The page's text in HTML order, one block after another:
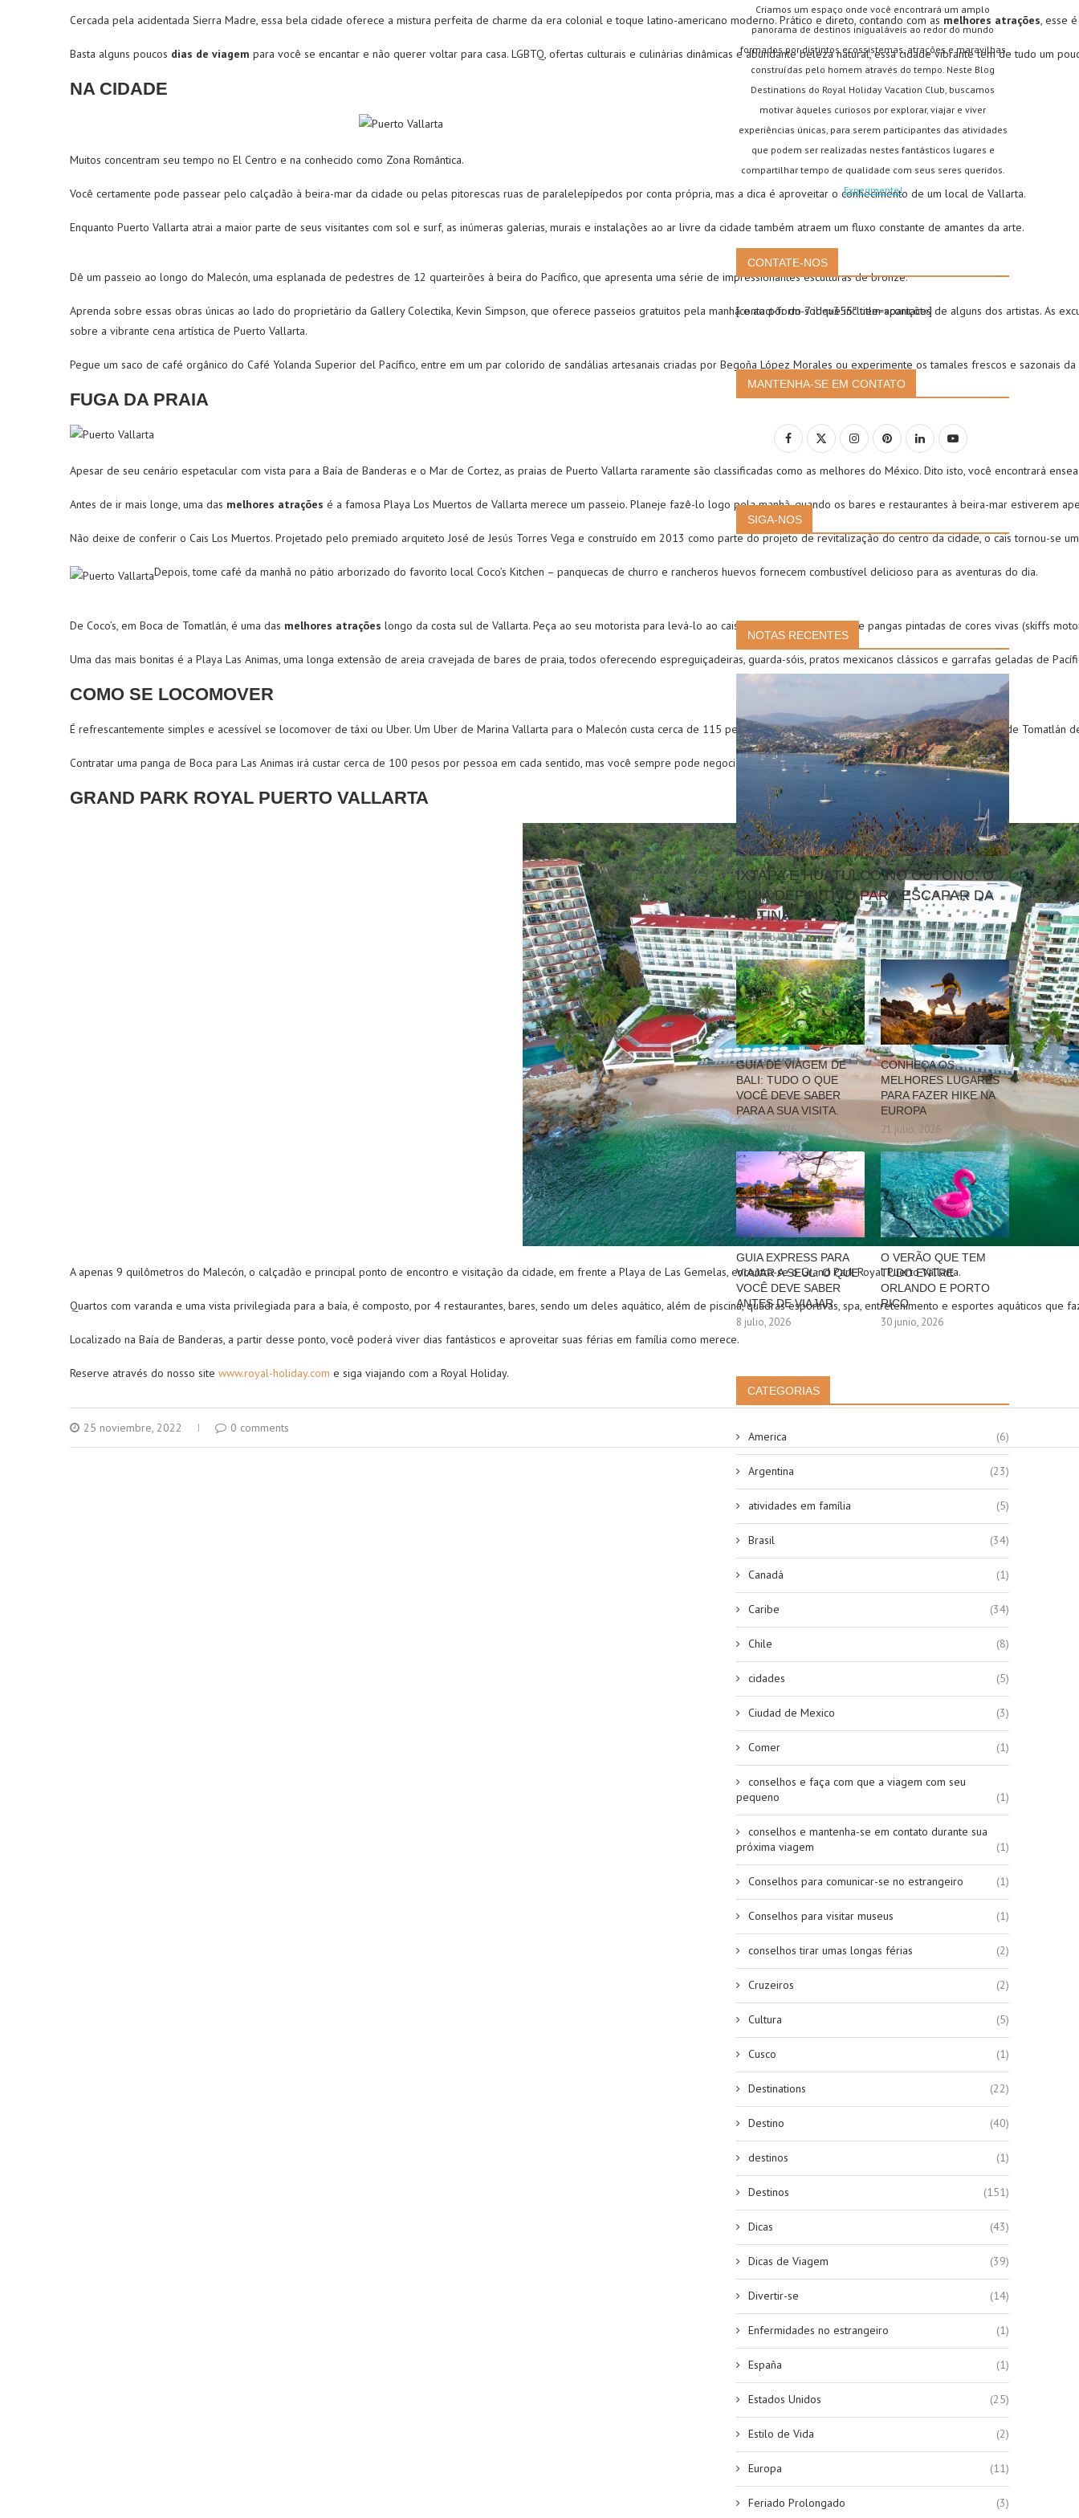
Cercada pela acidentada Sierra Madre, essa bela cidade oferece a mistura perfeita de charme da era colonial e toque latino-americano moderno. Prático e direto, contando com as melhores atrações, esse
Basta alguns poucos dias de viagem para você se encantar e não querer voltar para casa. LGBTQ, ofertas culturais e culinárias dinâmicas e abundante beleza natural, essa cidade vibrante tem de tudo um
NA CIDADE
Muitos concentram seu tempo no El Centro e na conhecido como Zona Romântica.
Você certamente pode passear pelo calçadão à beira-mar da cidade ou pelas pitorescas ruas de paralelepípedos por conta própria, mas a dica é aproveitar o conhecimento de um local de Vallarta.
Enquanto Puerto Vallarta atrai a maior parte de seus visitantes com sol e surf, as inúmeras galerias, murais e instalações ao ar livre da cidade também atraem um fluxo constante de amantes da arte.
Dê um passeio ao longo do Malecón, uma esplanada de pedestres de 12 quarteirões à beira do Pacífico, que apresenta uma série de impressionantes esculturas de bronze.
Aprenda sobre essas obras únicas ao lado do proprietário da Gallery Colectika, Kevin Simpson, que oferece passeios gratuitos pela manhã e ao pôr do sol que incluem aparições de alguns dos artistas. As
sobre a vibrante cena artística de Puerto Vallarta.
Pegue um saco de café orgânico do Café Yolanda Superior del Pacífico, entre em um par colorido de sandálias artesanais criadas por Begoña López Morales ou experimente os tamales frescos e sazonais
FUGA DA PRAIA
Apesar de seu cenário espetacular com vista para a Baía de Banderas e o Mar de Cortez, as praias de Puerto Vallarta raramente são classificadas como as melhores do México. Dito isto, você encontrará
Antes de ir mais longe, uma das melhores atrações é a famosa Playa Los Muertos de Vallarta merece um passeio. Planeje fazê-lo logo pela manhã, quando os bares e restaurantes à beira-mar estiverem
Não deixe de conferir o Cais Los Muertos. Projetado pelo premiado arquiteto José de Jesús Torres Vega e construído em 2013 como parte do projeto de revitalização do centro da cidade, o cais tornou-se
Depois, tome café da manhã no pátio arborizado do favorito local Coco’s Kitchen – panquecas de churro e rancheros huevos fornecem combustível delicioso para as aventuras do dia.
De Coco’s, em Boca de Tomatlán, é uma das melhores atrações longo da costa sul de Vallarta. Peça ao seu motorista para levá-lo ao cais da pequena cidade, onde pangas pintadas de cores vivas (skiffs
Uma das mais bonitas é a Playa Las Animas, uma longa extensão de areia cravejada de bares de praia, todos oferecendo espreguiçadeiras, guarda-sóis, pratos mexicanos clássicos e garrafas geladas de
COMO SE LOCOMOVER
É refrescantemente simples e acessível se locomover de táxi ou Uber. Um Uber de Marina Vallarta para o Malecón custa cerca de 115 pesos (US $ 6), enquanto a tarifa do Malecón para a Boca de Tomatlán
Contratar uma panga de Boca para Las Animas irá custar cerca de 100 pesos por pessoa em cada sentido, mas você sempre pode negociar.
GRAND PARK ROYAL PUERTO VALLARTA
A apenas 9 quilômetros do Malecón, o calçadão e principal ponto de encontro e visitação da cidade, em frente a Playa de Las Gemelas, encontra-se o Grand Park Royal Puerto Vallarta.
Quartos com varanda e uma vista privilegiada para a baía, é composto, por 4 restaurantes, bares, sendo um deles aquático, além de piscina, quadras esportivas, spa, entretenimento e esportes aquáticos que
Localizado na Baía de Banderas, a partir desse ponto, você poderá viver dias fantásticos e aproveitar suas férias em família como merece.
Reserve através do nosso site www.royal-holiday.com e siga viajando com a Royal Holiday.
25 noviembre, 2022 0 comments
Criamos um espaço onde você encontrará um amplo
panorama de destinos inigualáveis ao redor do mundo
formados por distintos ecossistemas, atrações e maravilhas
construídas pelo homem através do tempo. Neste Blog
Destinations do Royal Holiday Vacation Club, buscamos
motivar àqueles curiosos por explorar, viajar e viver
experiências únicas, para serem participantes das atividades
que podem ser realizadas nestes fantásticos lugares e
compartilhar tempo de qualidade com seus seres queridos.
Experimente!
CONTATE-NOS
[contact-form-7 id=»355″ title=»contact»]
MANTENHA-SE EM CONTATO
SIGA-NOS
NOTAS RECENTES
IXTAPA E HUATULCO NO OUTONO: O
GUIA DEFINITIVO PARA ESCAPAR DA
ROTINA
7 agosto, 2026
GUIA DE VIAGEM DE
BALI: TUDO O QUE
VOCÊ DEVE SABER
PARA A SUA VISITA.
23 julio, 2026
CONHEÇA OS
MELHORES LUGARES
PARA FAZER HIKE NA
EUROPA
21 julio, 2026
GUIA EXPRESS PARA
VIAJAR A SEUL: O QUE
VOCÊ DEVE SABER
ANTES DE VIAJAR
8 julio, 2026
O VERÃO QUE TEM
TUDO ENTRE
ORLANDO E PORTO
RICO
30 junio, 2026
CATEGORIAS
America (6)
Argentina (23)
atividades em família (5)
Brasil (34)
Canadá (1)
Caribe (34)
Chile (8)
cidades (5)
Ciudad de Mexico (3)
Comer (1)
conselhos e faça com que a viagem com seu
pequeno
(1)
conselhos e mantenha-se em contato durante sua
próxima viagem
(1)
Conselhos para comunicar-se no estrangeiro (1)
Conselhos para visitar museus (1)
conselhos tirar umas longas férias (2)
Cruzeiros (2)
Cultura (5)
Cusco (1)
Destinations (22)
Destino (40)
destinos (1)
Destinos (151)
Dicas (43)
Dicas de Viagem (39)
Divertir-se (14)
Enfermidades no estrangeiro (1)
España (1)
Estados Unidos (25)
Estilo de Vida (2)
Europa (11)
Feriado Prolongado (3)